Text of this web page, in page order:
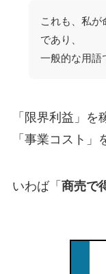
これも、私が
であり、
一般的な用語
「限界利益」を
「事業コスト」
いわば「 商売で